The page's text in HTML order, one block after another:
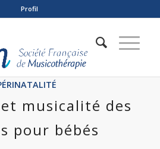
Profil
musicalité des
pour bébés